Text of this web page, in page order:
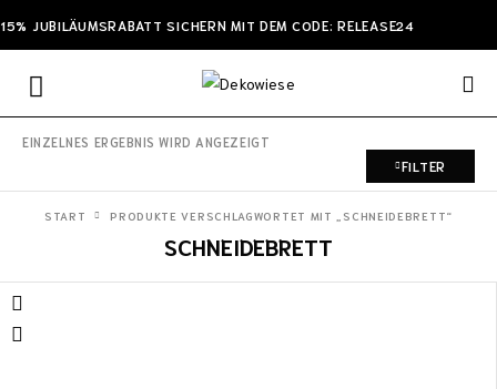
15% JUBILÄUMSRABATT SICHERN MIT DEM CODE: RELEASE24
EINZELNES ERGEBNIS WIRD ANGEZEIGT
FILTER
SCHNEIDEBRETT
START PRODUKTE VERSCHLAGWORTET MIT „SCHNEIDEBRETT“